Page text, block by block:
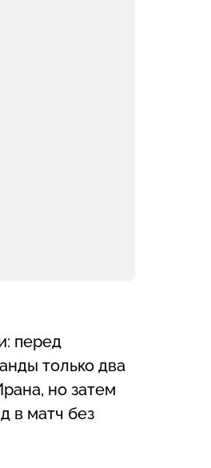
перед
только два
но затем
в матч без